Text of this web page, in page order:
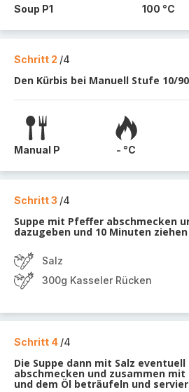
Soup P1 100 °C
Schritt 2 /4
Den Kürbis bei Manuell Stufe 10/
Manual P - °C
Schritt 3 /4
Suppe mit Pfeffer abschmecken
dazugeben und 10 Minuten
Salz
300g Kasseler Rücken
Schritt 4 /4
Die Suppe dann mit Salz
abschmecken und zusammen
und dem Öl beträufeln und